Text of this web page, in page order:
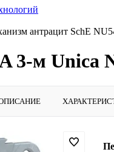
антрацит SchE
3-м Unica